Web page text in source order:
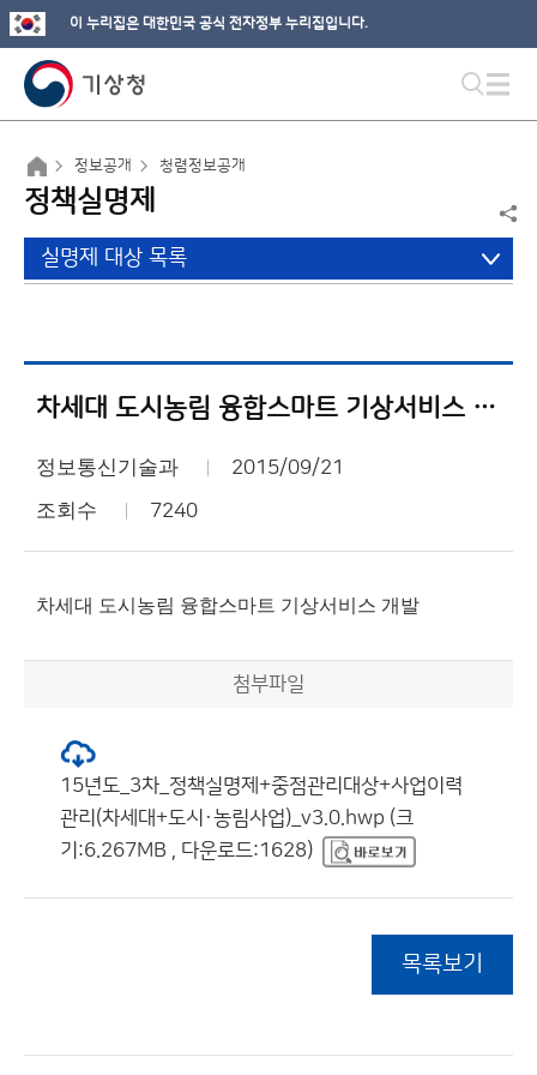
이 누리집은 대한민국 공식 전자정부 누리집입니다.
정보공개 청렴정보공개
정책실명제
실명제 대상 목록
차세대 도시농림 융합스마트 기상서비스 개발
정보통신기술과 2015/09/21
조회수 7240
차세대 도시농림 융합스마트 기상서비스 개발
첨부파일
15년도_3차_정책실명제+중점관리대상+사업이력
관리(차세대+도시·농림사업)_v3.0.hwp (크
기:6.267MB , 다운로드:1628)
목록보기